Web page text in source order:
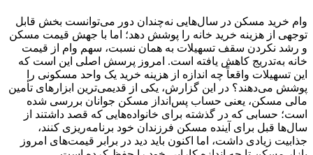
وام خرید مسکن در سال‌هایی نه‌چندان دور می‌توانست بخش قابل
توجهی از هزینه خرید خانه را پوشش دهد؛ اما با جهش قیمت مسکن
و رشد نکردن سقف تسهیلات به همان نسبت، سهم وام از قیمت
خانه به‌تدریج کاهش یافته است. امروز پرسش اصلی این است که
این تسهیلات واقعاً چه اندازه از هزینه خرید یک واحد مسکونی را
پوشش می‌دهند؟ در این گزارش، یکی از قدیمی‌ترین ابزارهای تأمین
مالی مسکن، یعنی حساب پس‌انداز مسکن جوانان بررسی شده
است؛ حسابی که در گذشته برای خانواده‌هایی که قصد داشتند از
سال‌ها قبل برای آینده مسکن فرزندان خود برنامه‌ریزی کنند،
جذابیت زیادی داشت، اما اکنون باید دید در برابر قیمت‌های امروز